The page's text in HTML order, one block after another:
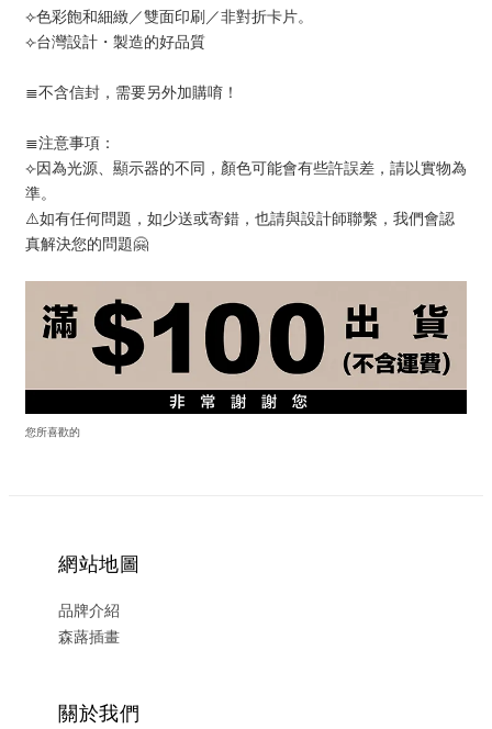
⟣色彩飽和細緻／雙面印刷／非對折卡片。
⟣台灣設計・製造的好品質
≣不含信封，需要另外加購唷！
≣注意事項：
⟣因為光源、顯示器的不同，顏色可能會有些許誤差，請以實物為
準。
⚠️如有任何問題，如少送或寄錯，也請與設計師聯繫，我們會認
真解決您的問題🤗
您所喜歡的
網站地圖
品牌介紹
森蕗插畫
關於我們